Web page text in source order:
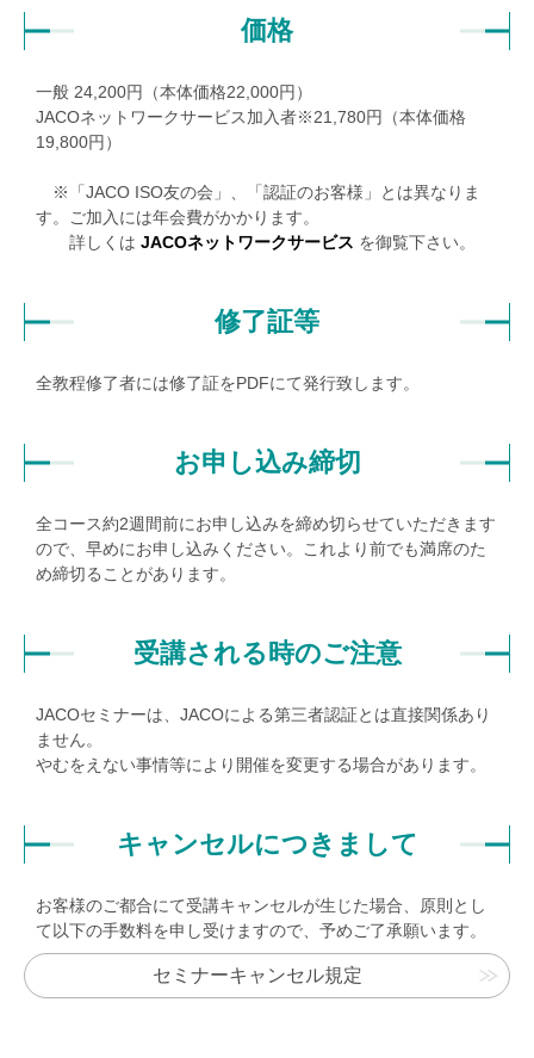
価格
一般 24,200円（本体価格22,000円）
JACOネットワークサービス加入者※21,780円（本体価格
19,800円）
※「JACO ISO友の会」、「認証のお客様」とは異なりま
す。ご加入には年会費がかかります。
詳しくは JACOネットワークサービス を御覧下さい。
修了証等
全教程修了者には修了証をPDFにて発行致します。
お申し込み締切
全コース約2週間前にお申し込みを締め切らせていただきます
ので、早めにお申し込みください。これより前でも満席のた
め締切ることがあります。
受講される時のご注意
JACOセミナーは、JACOによる第三者認証とは直接関係あり
ません。
やむをえない事情等により開催を変更する場合があります。
キャンセルにつきまして
お客様のご都合にて受講キャンセルが生じた場合、原則とし
て以下の手数料を申し受けますので、予めご了承願います。
セミナーキャンセル規定